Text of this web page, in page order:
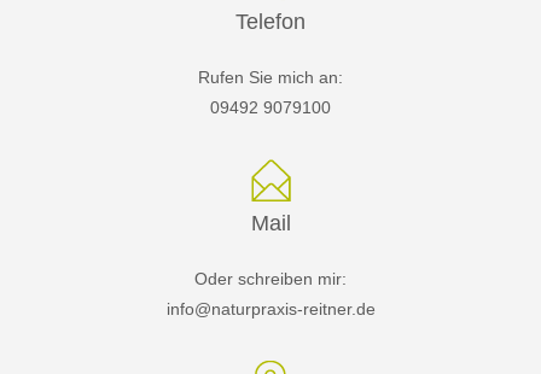
Telefon
Rufen Sie mich an:
09492 9079100
Mail
Oder schreiben mir:
info@naturpraxis-reitner.de